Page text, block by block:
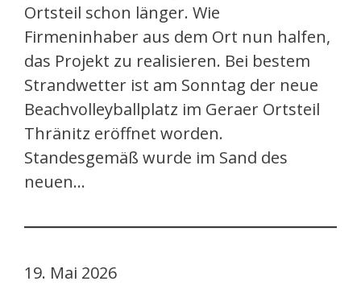
Ortsteil schon länger. Wie
Firmeninhaber aus dem Ort nun halfen,
das Projekt zu realisieren. Bei bestem
Strandwetter ist am Sonntag der neue
Beachvolleyballplatz im Geraer Ortsteil
Thränitz eröffnet worden.
Standesgemäß wurde im Sand des
neuen…
19. Mai 2026